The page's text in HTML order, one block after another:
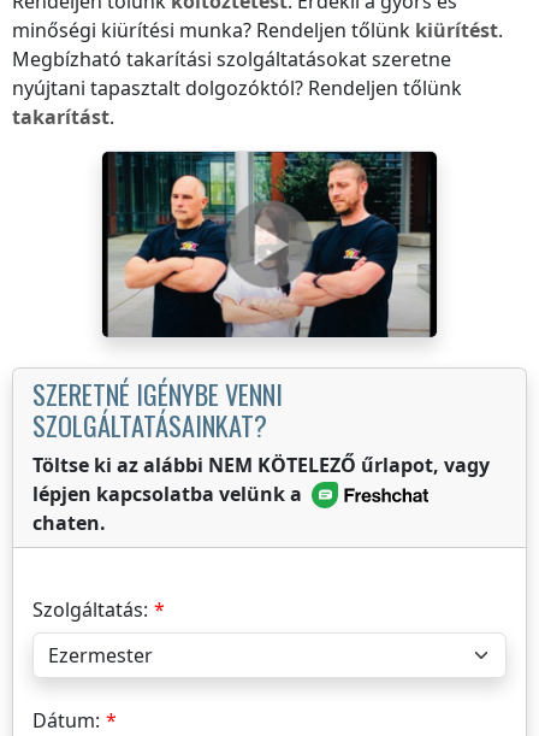
minőségi kiürítési munka? Rendeljen tőlünk kiürítést.
Megbízható takarítási szolgáltatásokat szeretne
nyújtani tapasztalt dolgozóktól? Rendeljen tőlünk
takarítást.
SZERETNÉ IGÉNYBE VENNI
SZOLGÁLTATÁSAINKAT?
Töltse ki az alábbi NEM KÖTELEZŐ űrlapot, vagy
lépjen kapcsolatba velünk a
chaten.
Szolgáltatás:
Dátum: